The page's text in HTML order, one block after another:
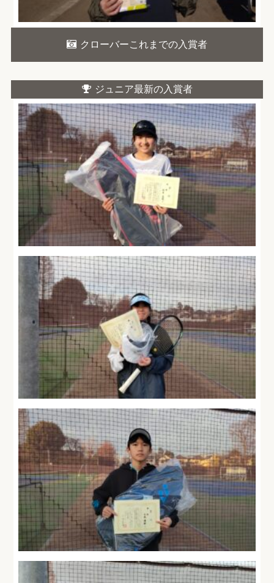
クローバーこれまでの入賞者
ジュニア最新の入賞者